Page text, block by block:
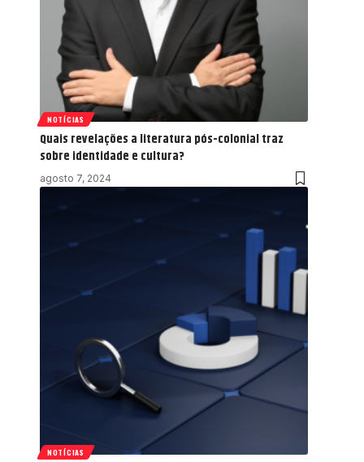
NOTÍCIAS
Quais revelações a literatura pós-colonial traz
sobre identidade e cultura?
agosto 7, 2024
NOTÍCIAS